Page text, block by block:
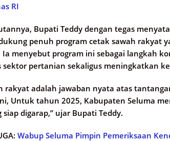
RI
Bupati Teddy dengan tegas
penuh program cetak sawah rakyat
Ia menyebut program ini sebagai langkah
sektor pertanian sekaligus meningkatkan
rakyat adalah jawaban nyata atas
Untuk tahun 2025, Kabupaten Seluma
digarap,” ujar Bupati Teddy.
Wabup Seluma Pimpin Pemeriksaan